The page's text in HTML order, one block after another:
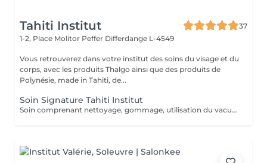
Tahiti Institut
37
1-2, Place Molitor Peffer Differdange L-4549
Vous retrouverez dans votre institut des soins du visage et du
corps, avec les produits Thalgo ainsi que des produits de
Polynésie, made in Tahiti, de...
Soin Signature Tahiti Institut
Soin comprenant nettoyage, gommage, utilisation du vacuum, modelage à l'huile de coco, masque spécifique anti-âge, fils de soie de collagène et sérum aux feuilles d'or, luminothérapie esthétique.